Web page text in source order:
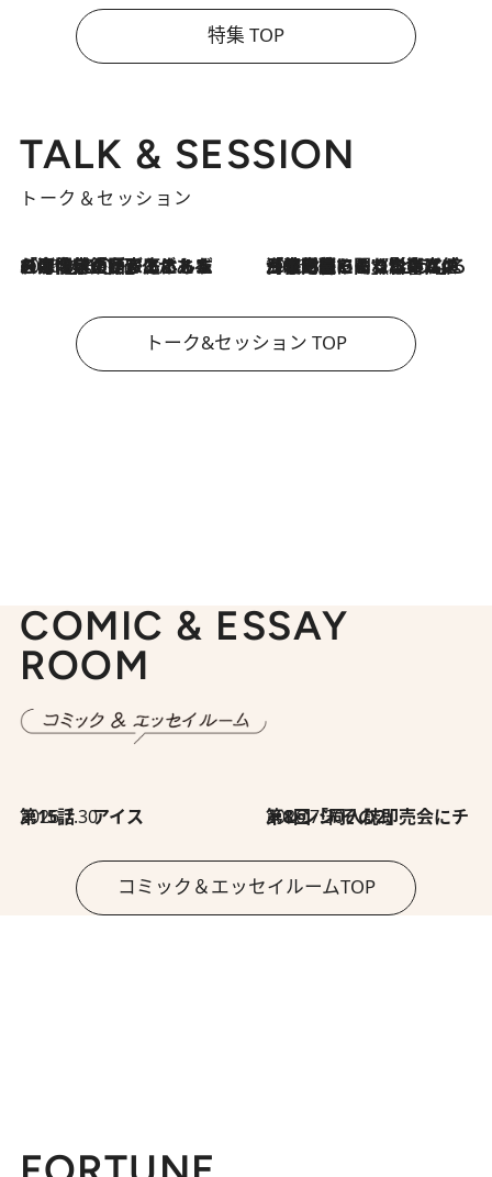
特集 TOP
TALK & SESSION
トーク＆セッション
2026.8.3
「今後値上げがあるとすれば…」「リスクがあるのは今年の冬」エネルギー専門家が語る、ホルムズ海峡封鎖が家庭にもたらす“ある心配” 2026.8.3
「住宅建てられない…」「サーチャージ料の高値が続いている」ホルムズ海峡封鎖による影響はいつまで続く？《エネルギー専門家に聞く“どうなる日本の暮らし”》
トーク&セッション TOP
COMIC & ESSAY
ROOM
2026.7.30
第15話 アイス 2026.7.30
第8回「同人誌即売会にチャレンジ その2」
コミック＆エッセイルームTOP